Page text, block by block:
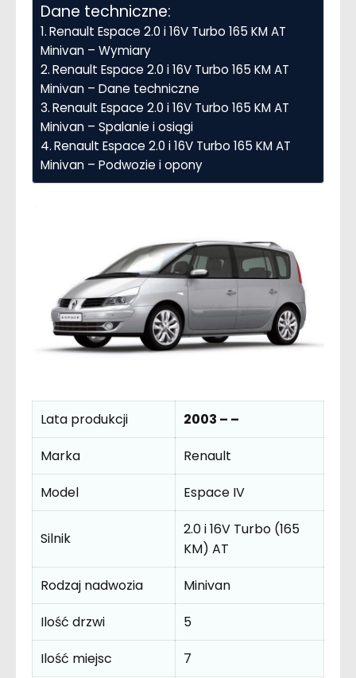
Dane techniczne:
Renault Espace 2.0 i 16V Turbo 165 KM AT
Minivan – Wymiary
Renault Espace 2.0 i 16V Turbo 165 KM AT
Minivan – Dane techniczne
Renault Espace 2.0 i 16V Turbo 165 KM AT
Minivan – Spalanie i osiągi
Renault Espace 2.0 i 16V Turbo 165 KM AT
Minivan – Podwozie i opony
Lata produkcji
2003 – –
Marka
Renault
Model
Espace IV
Silnik
2.0 i 16V Turbo (165
KM) AT
Rodzaj nadwozia
Minivan
Ilość drzwi
5
Ilość miejsc
7